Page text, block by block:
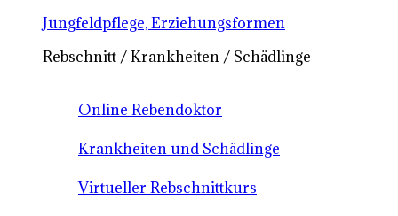
Jungfeldpflege, Erziehungsformen
Rebschnitt / Krankheiten / Schädlinge
Online Rebendoktor
Krankheiten und Schädlinge
Virtueller Rebschnittkurs